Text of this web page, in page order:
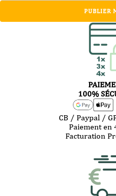
PUBLIER
100%
CB / Paypal /
Paiement en
Facturation